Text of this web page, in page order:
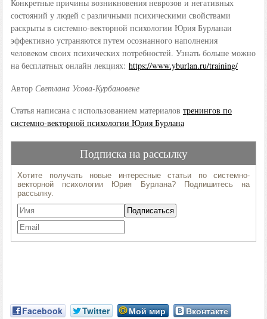
Конкретные причины возникновения неврозов и негативных
состояний у людей с различными психическими свойствами
раскрыты в системно-векторной психологии Юрия Бурланаи
эффективно устраняются путем осознанного наполнения
человеком своих психических потребностей. Узнать больше можно
на бесплатных онлайн лекциях: https://www.yburlan.ru/training/
Автор Светлана Усова-Курбановене
Статья написана с использованием материалов тренингов по
системно-векторной психологии Юрия Бурлана
Facebook Twitter Мой мир
Вконтакте